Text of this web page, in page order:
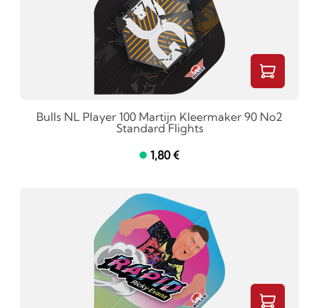
Bulls NL Player 100 Martijn Kleermaker 90 No2
Standard Flights
1,80 €